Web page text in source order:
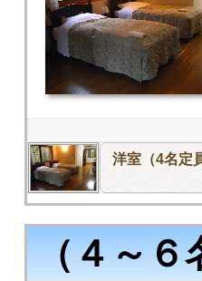
洋室（4名定
（４～６